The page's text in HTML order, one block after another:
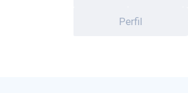
Perfil